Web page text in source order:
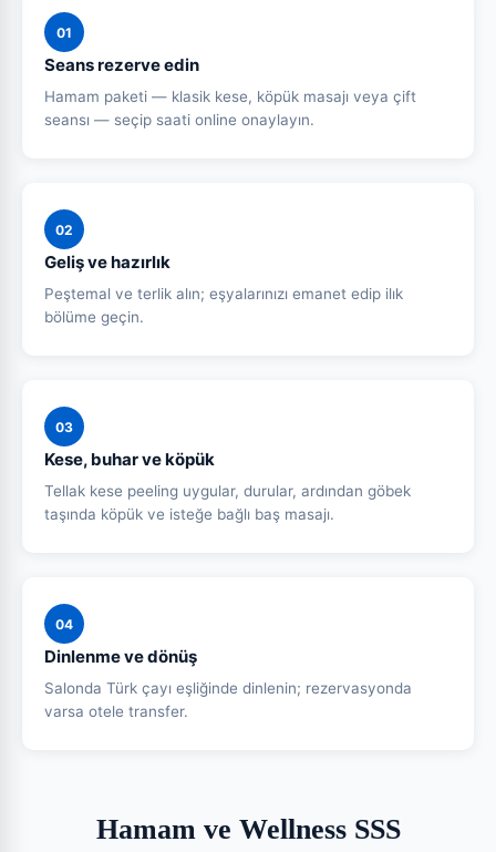
01
Seans rezerve edin
Hamam paketi — klasik kese, köpük masajı veya çift
seansı — seçip saati online onaylayın.
02
Geliş ve hazırlık
Peştemal ve terlik alın; eşyalarınızı emanet edip ilık
bölüme geçin.
03
Kese, buhar ve köpük
Tellak kese peeling uygular, durular, ardından göbek
taşında köpük ve isteğe bağlı baş masajı.
04
Dinlenme ve dönüş
Salonda Türk çayı eşliğinde dinlenin; rezervasyonda
varsa otele transfer.
Hamam ve Wellness SSS